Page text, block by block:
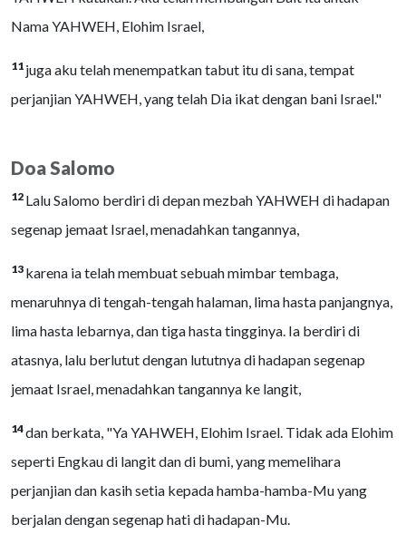
Nama YAHWEH, Elohim Israel,
11 juga aku telah menempatkan tabut itu di sana, tempat
perjanjian YAHWEH, yang telah Dia ikat dengan bani Israel."
Doa Salomo
12 Lalu Salomo berdiri di depan mezbah YAHWEH di hadapan
segenap jemaat Israel, menadahkan tangannya,
13 karena ia telah membuat sebuah mimbar tembaga,
menaruhnya di tengah-tengah halaman, lima hasta panjangnya,
lima hasta lebarnya, dan tiga hasta tingginya. Ia berdiri di
atasnya, lalu berlutut dengan lututnya di hadapan segenap
jemaat Israel, menadahkan tangannya ke langit,
14dan berkata, "Ya YAHWEH, Elohim Israel. Tidak ada Elohim
seperti Engkau di langit dan di bumi, yang memelihara
perjanjian dan kasih setia kepada hamba-hamba-Mu yang
berjalan dengan segenap hati di hadapan-Mu.